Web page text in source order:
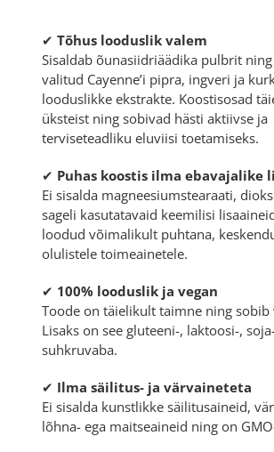
✔ Tõhus looduslik valem
Sisaldab õunasiidriäädika pulbrit
valitud Cayenne’i pipra, ingveri ja
looduslikke ekstrakte. Koostisosad
üksteist ning sobivad hästi aktiivse ja
terviseteadliku eluviisi toetamiseks.
✔ Puhas koostis ilma ebavajalike
Ei sisalda magneesiumstearaati,
sageli kasutatavaid keemilisi
loodud võimalikult puhtana,
olulistele toimeainetele.
✔ 100% looduslik ja vegan
Toode on täielikult taimne ning sobib
Lisaks on see gluteeni-, laktoosi-,
suhkruvaba.
✔ Ilma säilitus- ja värvaineteta
Ei sisalda kunstlikke säilitusaineid,
lõhna- ega maitseaineid ning on